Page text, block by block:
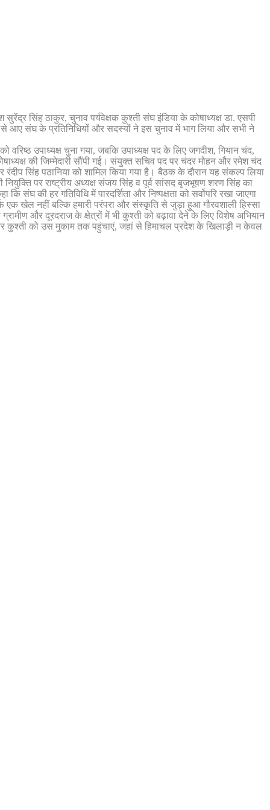
सिंह ठाकुर, चुनाव पर्यवेक्षक कुश्ती संघ इंडिया के कोषाध्यक्ष डा. एसपी
से आए संघ के प्रतिनिधियों और सदस्यों ने इस चुनाव में भाग लिया और सभी ने
उपाध्यक्ष चुना गया, जबकि उपाध्यक्ष पद के लिए जगदीश, गियान चंद,
की जिम्मेदारी सौंपी गई। संयुक्त सचिव पद पर चंदर मोहन और रमेश चंद
सिंह पठानिया को शामिल किया गया है। बैठक के दौरान यह संकल्प लिया
पर राष्ट्रीय अध्यक्ष संजय सिंह व पूर्व सांसद बृजभूषण शरण सिंह का
की हर गतिविधि में पारदर्शिता और निष्पक्षता को सर्वोपरि रखा जाएगा
एक खेल नहीं बल्कि हमारी परंपरा और संस्कृति से जुड़ा हुआ गौरवशाली हिस्सा
और दूरदराज के क्षेत्रों में भी कुश्ती को बढ़ावा देने के लिए विशेष अभियान
कुश्ती को उस मुकाम तक पहुंचाएं, जहां से हिमाचल प्रदेश के खिलाड़ी न केवल